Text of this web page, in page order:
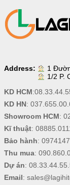
Address:
1
1/2 P.
KD HCM:
KD HN:
Showroom HCM:
Kĩ thuật:
Bảo hành:
Thu mua:
Dự án:
Email: